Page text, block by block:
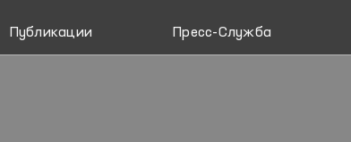
Публикации Пресс-Служба